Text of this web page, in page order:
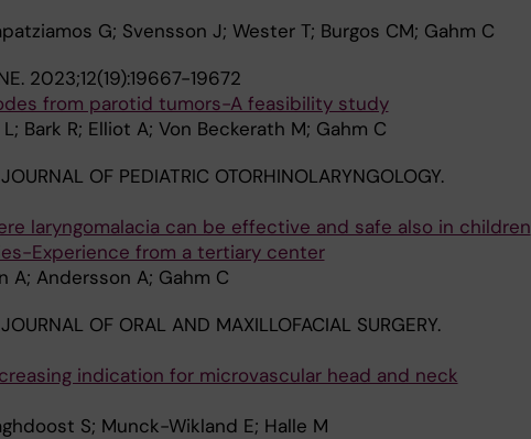
G; Svensson J; Wester T; Burgos CM; Gahm C
2023;12(19):19667-19672
from parotid tumors-A feasibility study
Bark R; Elliot A; Von Beckerath M; Gahm C
OF PEDIATRIC OTORHINOLARYNGOLOGY.
laryngomalacia can be effective and safe also in children
Experience from a tertiary center
A; Andersson A; Gahm C
OF ORAL AND MAXILLOFACIAL SURGERY.
indication for microvascular head and neck
S; Munck-Wikland E; Halle M